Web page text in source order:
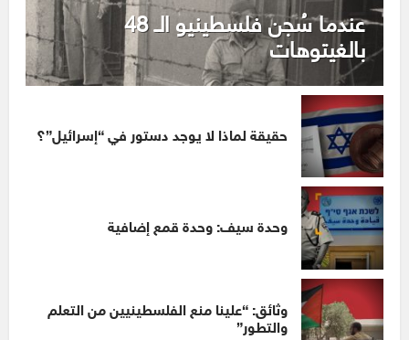
عندما سُجن فلسطينيو الـ 48
بالغيتوهات
حقيقة لماذا لا يوجد دستور في “إسرائيل”؟
وحدة سيف: وحدة قمع إضافية
وثائق: “علينا منع الفلسطينيين من التعلم
والتطور”